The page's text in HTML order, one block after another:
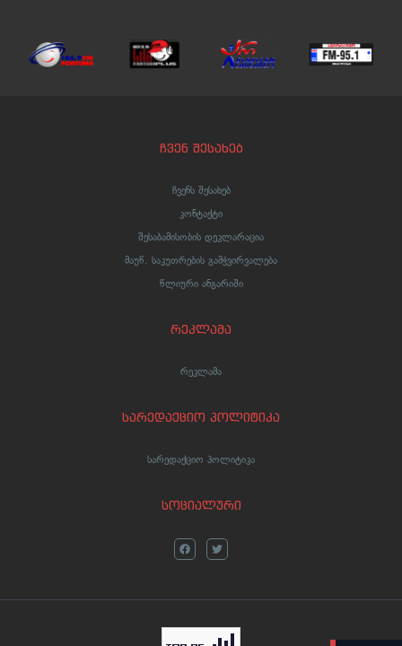
ჩვენ შესახებ
ჩვენს შესახებ
კონტაქტი
შესაბამისობის დეკლარაცია
მაუწ. საკუთრების გამჭვირვალება
წლიური ანგარიში
რეკლამა
რეკლამა
სარედაქციო პოლიტიკა
სარედაქციო პოლიტიკა
სოციალური